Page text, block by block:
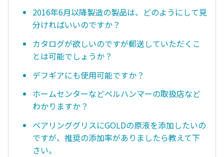
2016年6月以降製造の製品は、どのようにして見
分ければいいのですか？
カタログが欲しいのですが郵送していただくこ
とは可能でしょうか？
デフギアにも使用可能ですか？
ホームセンターなどベルハンマーの取扱店など
わかりますか？
ベアリンググリスにGOLDの原液を添加したいの
ですが、推奨の添加率がありましたら教えて下
さい。